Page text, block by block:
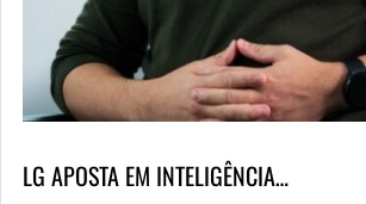
LG APOSTA EM INTELIGÊNCIA…